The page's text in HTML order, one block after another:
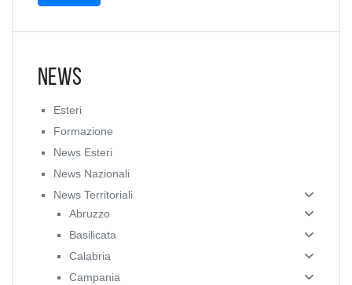
News
Esteri
Formazione
News Esteri
News Nazionali
News Territoriali
Abruzzo
Basilicata
Calabria
Campania